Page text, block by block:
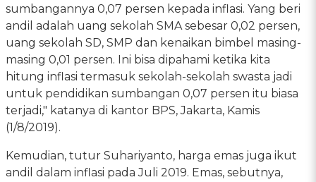
sumbangannya 0,07 persen kepada inflasi. Yang beri
andil adalah uang sekolah SMA sebesar 0,02 persen,
uang sekolah SD, SMP dan kenaikan bimbel masing-
masing 0,01 persen. Ini bisa dipahami ketika kita
hitung inflasi termasuk sekolah-sekolah swasta jadi
untuk pendidikan sumbangan 0,07 persen itu biasa
terjadi," katanya di kantor BPS, Jakarta, Kamis
(1/8/2019).
Kemudian, tutur Suhariyanto, harga emas juga ikut
andil dalam inflasi pada Juli 2019. Emas, sebutnya,